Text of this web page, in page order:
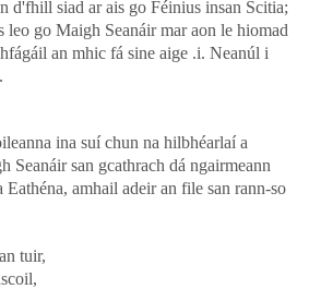
d'fhill siad ar ais go Féinius insan Scitia;
leo go Maigh Seanáir mar aon le hiomad
an mhic fá sine aige .i. Neanúl i
ina suí chun na hilbhéarlaí a
Seanáir san gcathrach dá ngairmeann
amhail adeir an file san rann-so
tuir,